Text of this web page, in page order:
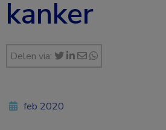
kanker
Delen via:
feb 2020